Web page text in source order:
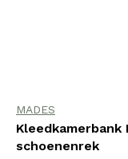
MADES
schoenenrek